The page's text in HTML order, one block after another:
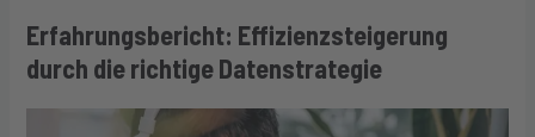
Erfahrungsbericht: Effizienzsteigerung
durch die richtige Datenstrategie